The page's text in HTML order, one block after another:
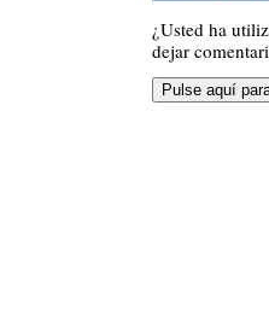
¿Usted ha
dejar